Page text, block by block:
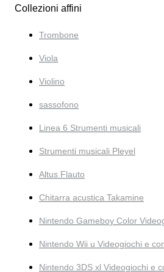
Collezioni affini
Trombone
Viola
Violino
sassofono
Linea 6 Strumenti musicali
Strumenti musicali Pleyel
Altus Flauto
Chitarra acustica Takamine
Nintendo Gameboy Color
Nintendo Wii u Videogiochi e
Nintendo 3DS xl Videogiochi e